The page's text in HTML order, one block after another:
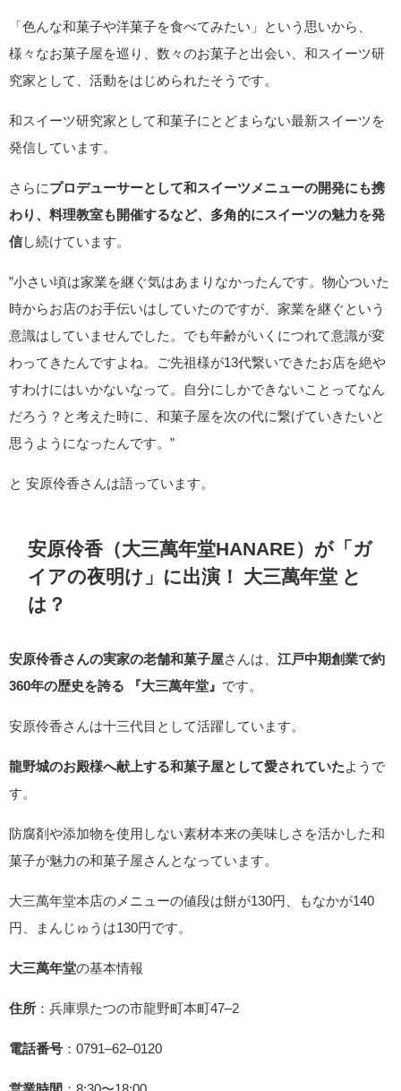
「色んな和菓子や洋菓子を食べてみたい」という思いから、
様々なお菓子屋を巡り、数々のお菓子と出会い、和スイーツ研
究家として、活動をはじめられたそうです。
和スイーツ研究家として和菓子にとどまらない最新スイーツを
発信しています。
さらに プロデューサーとして和スイーツメニューの開発にも携
わり、料理教室も開催するなど、多角的にスイーツの魅力を発
信し続けています。
”小さい頃は家業を継ぐ気はあまりなかったんです。物心ついた
時からお店のお手伝いはしていたのですが、家業を継ぐという
意識はしていませんでした。でも年齢がいくにつれて意識が変
わってきたんですよね。ご先祖様が13代繋いできたお店を絶や
すわけにはいかないなって。自分にしかできないことってなん
だろう？と考えた時に、和菓子屋を次の代に繋げていきたいと
思うようになったんです。”
と 安原伶香さんは語っています。
安原伶香（大三萬年堂HANARE）が「ガ
イアの夜明け」に出演！ 大三萬年堂 と
は？
安原伶香さんの実家の老舗和菓子屋さんは、 江戸中期創業で約
360年の歴史を誇る 『大三萬年堂』 です。
安原伶香さんは十三代目として活躍しています。
龍野城のお殿様へ献上する和菓子屋として愛されていた ようで
す。
防腐剤や添加物を使用しない素材本来の美味しさを活かした和
菓子が魅力の和菓子屋さんとなっています。
大三萬年堂本店のメニューの値段は餅が130円、もなかが140
円、まんじゅうは130円です。
大三萬年堂の基本情報
住所 ：兵庫県たつの市龍野町本町47–2
電話番号 ：0791–62–0120